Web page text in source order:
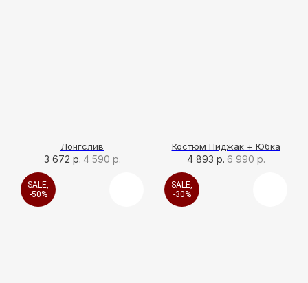
Лонгслив
3 672 р. 4 590 р.
Костюм Пиджак + Юбка
4 893 р. 6 990 р.
SALE,
-50%
SALE,
-30%